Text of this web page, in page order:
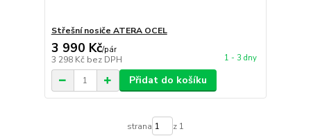
Střešní nosiče ATERA OCEL
3 990 Kč/pár
3 298 Kč bez DPH 1 - 3 dny
Přidat do košíku
strana z 1